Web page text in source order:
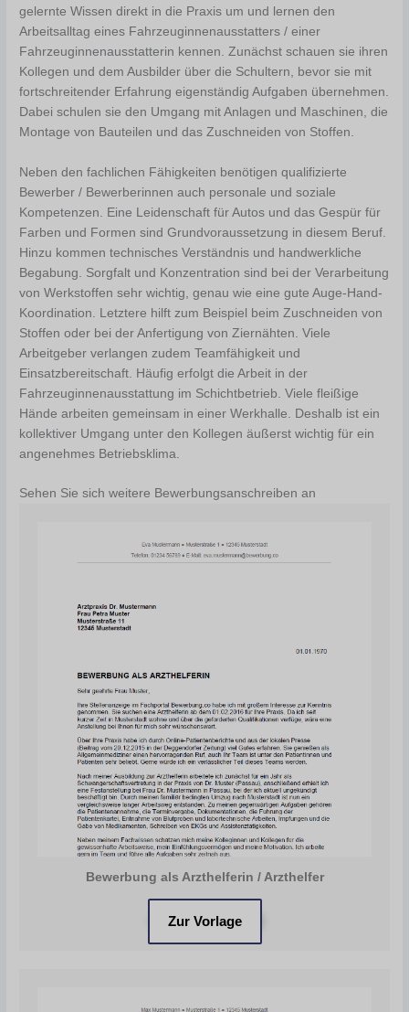
gelernte Wissen direkt in die Praxis um und lernen den
Arbeitsalltag eines Fahrzeuginnenausstatters / einer
Fahrzeuginnenausstatterin kennen. Zunächst schauen sie ihren
Kollegen und dem Ausbilder über die Schultern, bevor sie mit
fortschreitender Erfahrung eigenständig Aufgaben übernehmen.
Dabei schulen sie den Umgang mit Anlagen und Maschinen, die
Montage von Bauteilen und das Zuschneiden von Stoffen.
Neben den fachlichen Fähigkeiten benötigen qualifizierte
Bewerber / Bewerberinnen auch personale und soziale
Kompetenzen. Eine Leidenschaft für Autos und das Gespür für
Farben und Formen sind Grundvoraussetzung in diesem Beruf.
Hinzu kommen technisches Verständnis und handwerkliche
Begabung. Sorgfalt und Konzentration sind bei der Verarbeitung
von Werkstoffen sehr wichtig, genau wie eine gute Auge-Hand-
Koordination. Letztere hilft zum Beispiel beim Zuschneiden von
Stoffen oder bei der Anfertigung von Ziernähten. Viele
Arbeitgeber verlangen zudem Teamfähigkeit und
Einsatzbereitschaft. Häufig erfolgt die Arbeit in der
Fahrzeuginnenausstattung im Schichtbetrieb. Viele fleißige
Hände arbeiten gemeinsam in einer Werkhalle. Deshalb ist ein
kollektiver Umgang unter den Kollegen äußerst wichtig für ein
angenehmes Betriebsklima.
Sehen Sie sich weitere Bewerbungsanschreiben an
Bewerbung als Arzthelferin / Arzthelfer
Zur Vorlage